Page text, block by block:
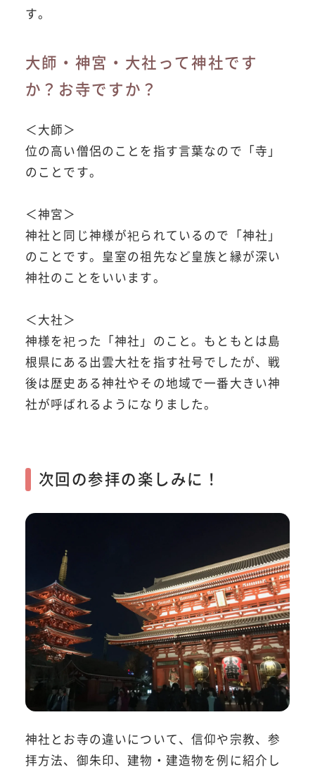
す。
大師・神宮・大社って神社です
か？お寺ですか？
＜大師＞
位の高い僧侶のことを指す言葉なので「寺」
のことです。
＜神宮＞
神社と同じ神様が祀られているので「神社」
のことです。皇室の祖先など皇族と縁が深い
神社のことをいいます。
＜大社＞
神様を祀った「神社」のこと。もともとは島
根県にある出雲大社を指す社号でしたが、戦
後は歴史ある神社やその地域で一番大きい神
社が呼ばれるようになりました。
次回の参拝の楽しみに！
神社とお寺の違いについて、信仰や宗教、参
拝方法、御朱印、建物・建造物を例に紹介し